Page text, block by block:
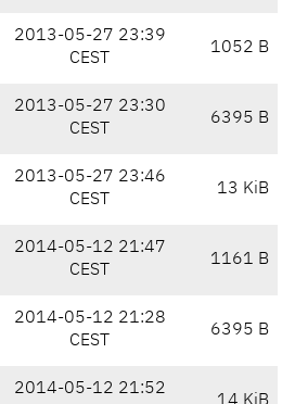
2013-05-27 23:39
CEST
1052 B
2013-05-27 23:30
CEST
6395 B
2013-05-27 23:46
CEST
13 KiB
2014-05-12 21:47
CEST
1161 B
2014-05-12 21:28
CEST
6395 B
2014-05-12 21:52